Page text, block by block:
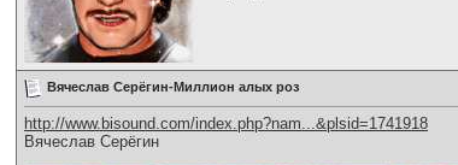
Вячеслав Серёгин-Миллион алых роз
http://www.bisound.com/index.php?nam...&plsid=1741918
Вячеслав Серёгин